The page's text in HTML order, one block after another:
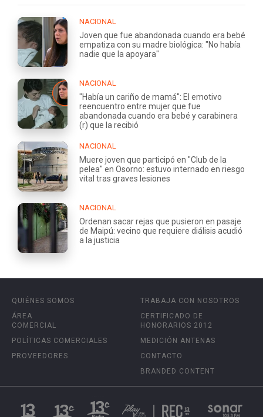
NACIONAL
Joven que fue abandonada cuando era bebé
empatiza con su madre biológica: "No había
nadie que la apoyara"
NACIONAL
"Había un cariño de mamá": El emotivo
reencuentro entre mujer que fue
abandonada cuando era bebé y carabinera
(r) que la recibió
NACIONAL
Muere joven que participó en "Club de la
pelea" en Osorno: estuvo internado en riesgo
vital tras graves lesiones
NACIONAL
Ordenan sacar rejas que pusieron en pasaje
de Maipú: vecino que requiere diálisis acudió
a la justicia
QUIÉNES SOMOS
ÁREA
COMERCIAL
POLÍTICAS COMERCIALES
PROVEEDORES
TRABAJA CON NOSOTROS
CERTIFICADO DE
HONORARIOS 2012
MEDICIÓN ANTENAS
CONTACTO
BRANDED CONTENT